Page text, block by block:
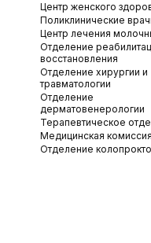
Центр женского
Поликлинические
Центр лечения
Отделение
восстановления
Отделение хирургии и
травматологии
Отделение
дерматовенерологии
Терапевтическое
Медицинская комиссия
Отделение